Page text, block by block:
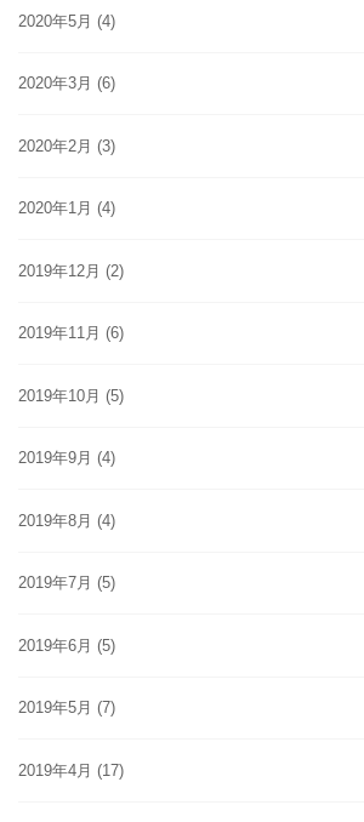
2020年5月 (4)
2020年3月 (6)
2020年2月 (3)
2020年1月 (4)
2019年12月 (2)
2019年11月 (6)
2019年10月 (5)
2019年9月 (4)
2019年8月 (4)
2019年7月 (5)
2019年6月 (5)
2019年5月 (7)
2019年4月 (17)